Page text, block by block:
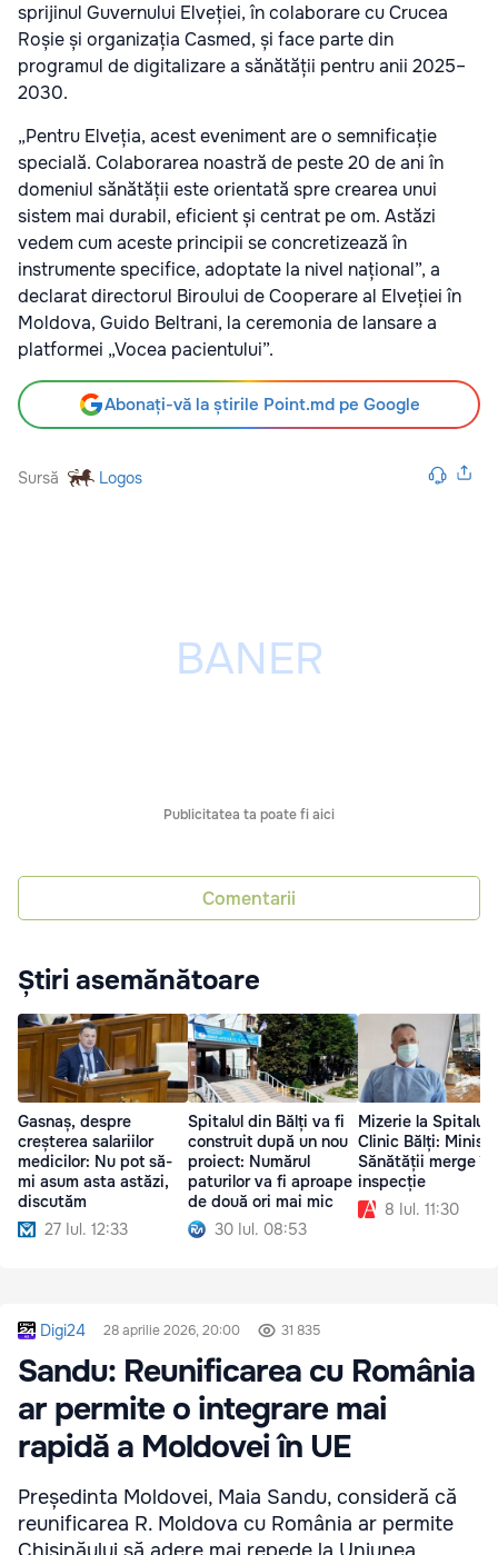
sprijinul Guvernului Elveției, în colaborare cu Crucea
Roșie și organizația Casmed, și face parte din
programul de digitalizare a sănătății pentru anii 2025–
2030.
„Pentru Elveția, acest eveniment are o semnificație
specială. Colaborarea noastră de peste 20 de ani în
domeniul sănătății este orientată spre crearea unui
sistem mai durabil, eficient și centrat pe om. Astăzi
vedem cum aceste principii se concretizează în
instrumente specifice, adoptate la nivel național”, a
declarat directorul Biroului de Cooperare al Elveției în
Moldova, Guido Beltrani, la ceremonia de lansare a
platformei „Vocea pacientului”.
Abonați-vă la știrile Point.md pe Google
Sursă Logos
Publicitatea ta poate fi aici
Comentarii
Știri asemănătoare
Gasnaș, despre
creșterea salariilor
medicilor: Nu pot să-
mi asum asta astăzi,
discutăm
27 Iul. 12:33
Spitalul din Bălți va fi
construit după un nou
proiect: Numărul
paturilor va fi aproape
de două ori mai mic
30 Iul. 08:53
Mizerie la Spitalul
Clinic Bălți:
Sănătății merge în
inspecție
8 Iul. 11:30
Digi24 28 aprilie 2026, 20:00 31 835
Sandu: Reunificarea cu România
ar permite o integrare mai
rapidă a Moldovei în UE
Președinta Moldovei, Maia Sandu, consideră că
reunificarea R. Moldova cu România ar permite